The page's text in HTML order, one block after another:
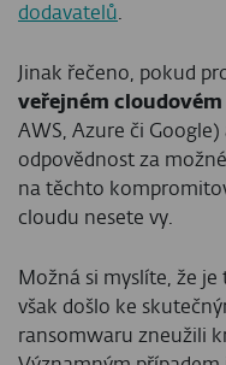
dodavatelů.
Jinak řečeno, pokud
veřejném
AWS, Azure či
odpovědnost za
na těchto
cloudu nesete vy.
Možná si myslíte, že
však došlo ke
ransomwaru zneužili